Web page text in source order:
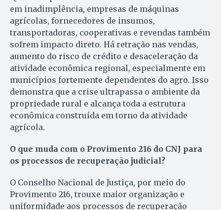
em inadimplência, empresas de máquinas
agrícolas, fornecedores de insumos,
transportadoras, cooperativas e revendas também
sofrem impacto direto. Há retração nas vendas,
aumento do risco de crédito e desaceleração da
atividade econômica regional, especialmente em
municípios fortemente dependentes do agro. Isso
demonstra que a crise ultrapassa o ambiente da
propriedade rural e alcança toda a estrutura
econômica construída em torno da atividade
agrícola.
O que muda com o Provimento 216 do CNJ para
os processos de recuperação judicial?
O Conselho Nacional de Justiça, por meio do
Provimento 216, trouxe maior organização e
uniformidade aos processos de recuperação